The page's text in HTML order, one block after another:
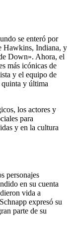
se enteró por
Hawkins, Indiana, y
Down». Ahora, el
más icónicas de
y el equipo de
y última
los actores y
para
y en la cultura
personajes
en su cuenta
vida a
expresó su
parte de su